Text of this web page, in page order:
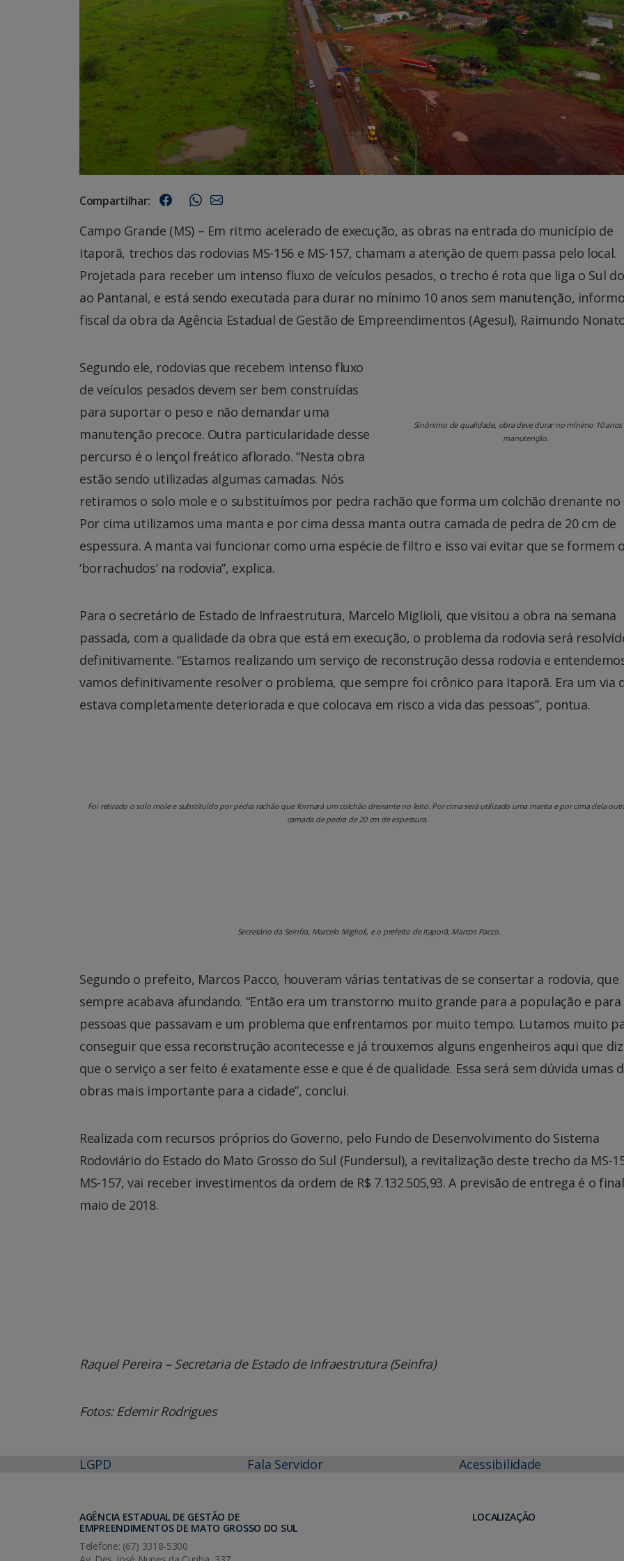
Compartilhar:
Campo Grande (MS) – Em ritmo acelerado de execução, as obras na entrada do município de
Itaporã, trechos das rodovias MS-156 e MS-157, chamam a atenção de quem passa pelo local.
Projetada para receber um intenso fluxo de veículos pesados, o trecho é rota que liga o Sul
ao Pantanal, e está sendo executada para durar no mínimo 10 anos sem manutenção,
fiscal da obra da Agência Estadual de Gestão de Empreendimentos (Agesul), Raimundo
Sinônimo de qualidade, obra deve durar no mínimo 10 anos
manutenção.
Segundo ele, rodovias que recebem intenso fluxo
de veículos pesados devem ser bem construídas
para suportar o peso e não demandar uma
manutenção precoce. Outra particularidade desse
percurso é o lençol freático aflorado. “Nesta obra
estão sendo utilizadas algumas camadas. Nós
retiramos o solo mole e o substituímos por pedra rachão que forma um colchão drenante no
Por cima utilizamos uma manta e por cima dessa manta outra camada de pedra de 20 cm de
espessura. A manta vai funcionar como uma espécie de filtro e isso vai evitar que se formem
‘borrachudos’ na rodovia”, explica.
Para o secretário de Estado de Infraestrutura, Marcelo Miglioli, que visitou a obra na semana
passada, com a qualidade da obra que está em execução, o problema da rodovia será
definitivamente. “Estamos realizando um serviço de reconstrução dessa rodovia e
vamos definitivamente resolver o problema, que sempre foi crônico para Itaporã. Era um via
estava completamente deteriorada e que colocava em risco a vida das pessoas”, pontua.
Foi retirado o solo mole e substituído por pedra rachão que formará um colchão drenante no leito. Por cima será utilizado uma manta e por cima dela
camada de pedra de 20 cm de espessura.
Secretário da Seinfra, Marcelo Miglioli, e o prefeito de Itaporã, Marcos Pacco.
Segundo o prefeito, Marcos Pacco, houveram várias tentativas de se consertar a rodovia, que
sempre acabava afundando. “Então era um transtorno muito grande para a população e para
pessoas que passavam e um problema que enfrentamos por muito tempo. Lutamos muito
conseguir que essa reconstrução acontecesse e já trouxemos alguns engenheiros aqui que
que o serviço a ser feito é exatamente esse e que é de qualidade. Essa será sem dúvida umas
obras mais importante para a cidade”, conclui.
Realizada com recursos próprios do Governo, pelo Fundo de Desenvolvimento do Sistema
Rodoviário do Estado do Mato Grosso do Sul (Fundersul), a revitalização deste trecho da MS-
MS-157, vai receber investimentos da ordem de R$ 7.132.505,93. A previsão de entrega é o
maio de 2018.
Raquel Pereira – Secretaria de Estado de Infraestrutura (Seinfra)
Fotos: Edemir Rodrigues
LGPD Fala Servidor Acessibilidade
AGÊNCIA ESTADUAL DE GESTÃO DE
EMPREENDIMENTOS DE MATO GROSSO DO SUL
Telefone: (67) 3318-5300
LOCALIZAÇÃO